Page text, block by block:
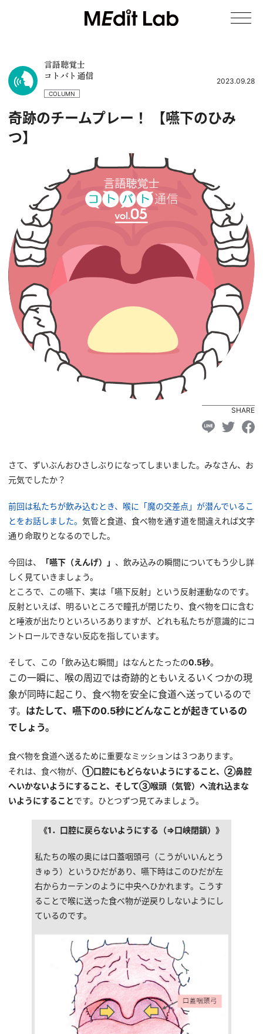
言語聴覚士
コトバト通信
COLUMN
2023.09.28
奇跡のチームプレー！ 【嚥下のひみ
つ】
SHARE
さて、ずいぶんおひさしぶりになってしまいました。みなさん、お
元気でしたか？
前回は私たちが飲み込むとき、喉に「魔の交差点」が潜んでいるこ
とをお話しました。 気管と食道、食べ物を通す道を間違えれば文字
通り命取りとなるのでした。
今回は、 「嚥下（えんげ）」 、飲み込みの瞬間についてもう少し詳
しく見ていきましょう。
ところで、この嚥下、実は「嚥下反射」という反射運動なのです。
反射といえば、明るいところで瞳孔が閉じたり、食べ物を口に含む
と唾液が出たりといろいろありますが、どれも私たちが意識的にコ
ントロールできない反応を指しています。
そして、この「飲み込む瞬間」はなんとたったの0.5秒。
この一瞬に、喉の周辺では奇跡的ともいえるいくつかの現
象が同時に起こり、食べ物を安全に食道へ送っているので
す。 はたして、嚥下の0.5秒にどんなことが起きているの
でしょう。
食べ物を食道へ送るために重要なミッションは３つあります。
それは、食べ物が、 ①口腔にもどらないようにすること、②鼻腔
へいかないようにすること、そして③喉頭（気管）へ流れ込まな
いようにすることです。ひとつずつ見てみましょう。
《1．口腔に戻らないようにする（⇒口峡閉鎖）》
私たちの喉の奥には口蓋咽頭弓（こうがいいんとう
きゅう）というひだがあり、嚥下時はこのひだが左
右からカーテンのように中央へひかれます。こうす
ることで喉に送った食べ物が逆戻りしないようにし
ているのです。